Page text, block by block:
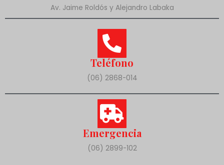
Av. Jaime Roldós y Alejandro Labaka
Teléfono
(06) 2868-014
Emergencia
(06) 2899-102